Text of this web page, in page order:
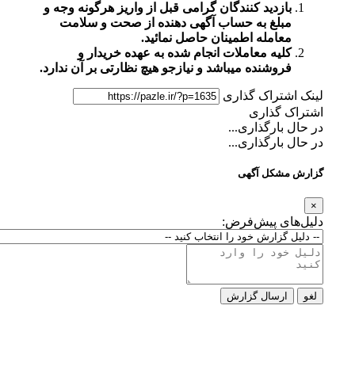
بازدید کنندگان گرامی قبل از واریز هرگونه وجه و
مبلغ به حساب آگهی دهنده از صحت و سلامت
معامله اطمینان حاصل نمائید.
کلیه معاملات انجام شده به عهده خریدار و
فروشنده میباشد و نیازجو هیچ نظارتی بر آن ندارد.
لینک اشتراک گذاری
اشتراک گذاری
در حال بارگذاری...
در حال بارگذاری...
گزارش مشکل آگهی
دلیل‌های پیش‌فرض:
ارسال گزارش